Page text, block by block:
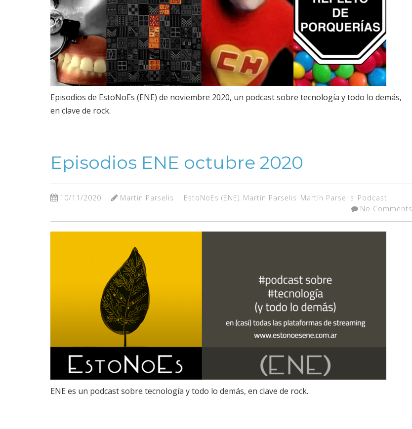
Episodios de EstoNoEs (ENE) de noviembre 2020, un podcast sobre tecnología y todo lo demás,
en clave de rock.
Episodios ENE octubre 2020
10/11/2020 Martín Parselis EstoNoEs (ENE) Martín Parselis Martín Parselis Podcast
No Comments
ENE es un podcast sobre tecnología y todo lo demás, en clave de rock.